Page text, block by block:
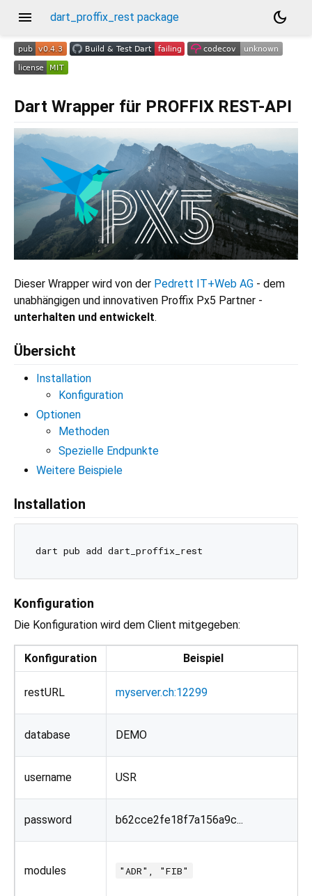
menu dart_proffix_rest package dark_mode
Dart Wrapper für PROFFIX REST-API
Dieser Wrapper wird von der Pedrett IT+Web AG - dem
unabhängigen und innovativen Proffix Px5 Partner -
unterhalten und entwickelt.
Übersicht
Installation
Konfiguration
Optionen
Methoden
Spezielle Endpunkte
Weitere Beispiele
Installation
Konfiguration
Die Konfiguration wird dem Client mitgegeben:
Konfiguration Beispiel
restURL myserver.ch:12299
database DEMO
username USR
password b62cce2fe18f7a156a9c...
modules "ADR", "FIB"